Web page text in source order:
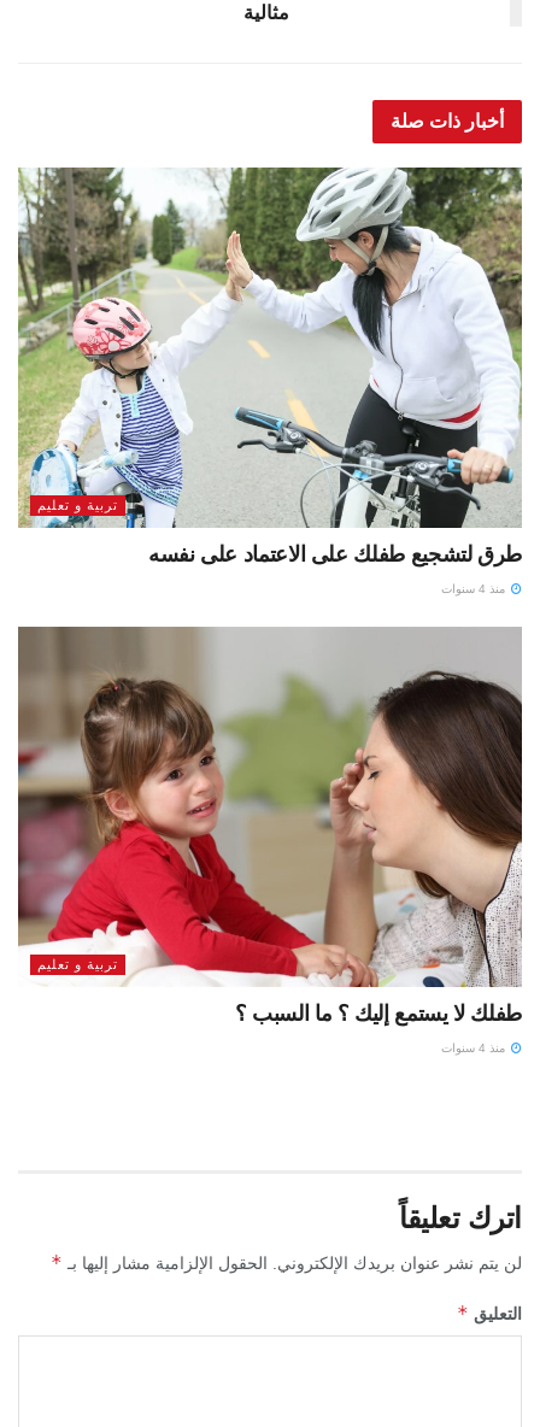
مثالية
أخبار ذات صلة
تربية و تعليم
طرق لتشجيع طفلك على الاعتماد على نفسه
منذ 4 سنوات
تربية و تعليم
طفلك لا يستمع إليك ؟ ما السبب ؟
منذ 4 سنوات
اترك تعليقاً
لن يتم نشر عنوان بريدك الإلكتروني. الحقول الإلزامية مشار إليها بـ *
التعليق *